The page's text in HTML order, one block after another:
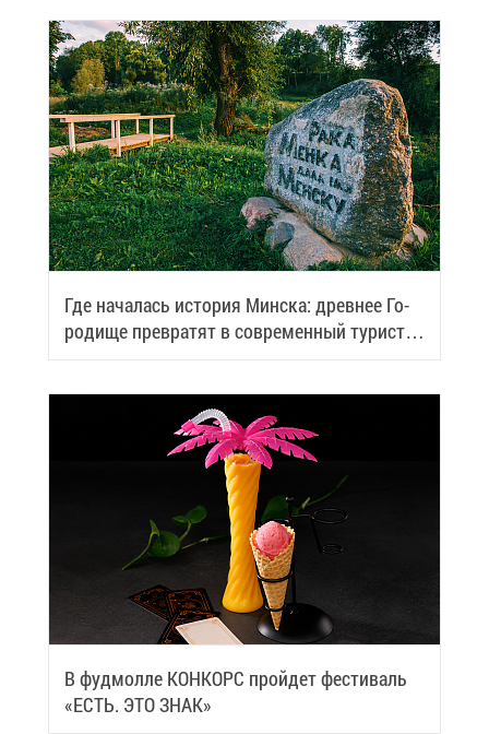
Где на­ча­лась ис­то­рия Мин­ска: древ­нее Го­
ро­ди­ще пре­вра­тят в со­вре­мен­ный ту­ри­сти­
че­ский центр
В фуд­мол­ле КОН­КОРС прой­дет фе­сти­валь
«ЕСТЬ. ЭТО ЗНАК»